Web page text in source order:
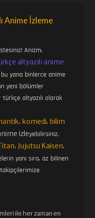
Anime İzleme
Anizm,
altyazılı anime
bu yana binlerce anime
yeni bölümler
altyazılı olarak
, komedi, bilim
izleyebilirsiniz.
, Jujutsu Kaisen,
yanı sıra, az bilinen
takipçilerimize
ile her zaman en